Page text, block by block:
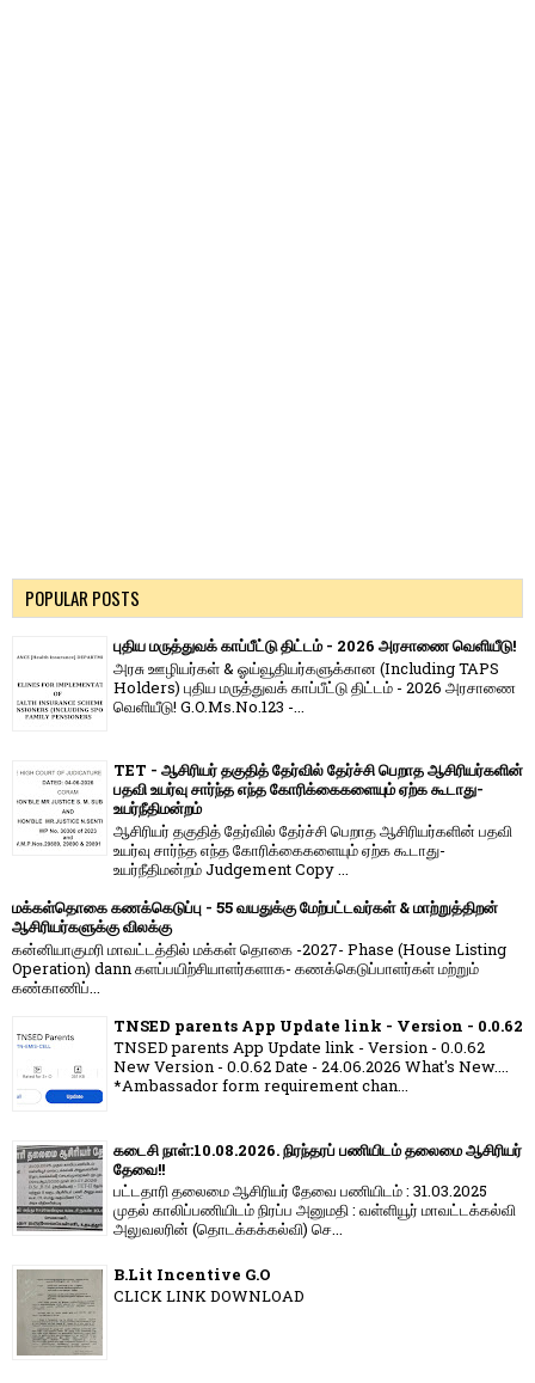
POPULAR POSTS
புதிய மருத்துவக் காப்பீட்டு திட்டம் - 2026 அரசாணை வெளியீடு!
அரசு ஊழியர்கள் & ஓய்வூதியர்களுக்கான (Including TAPS
Holders) புதிய மருத்துவக் காப்பீட்டு திட்டம் - 2026 அரசாணை
வெளியீடு! G.O.Ms.No.123 -...
TET - ஆசிரியர் தகுதித் தேர்வில் தேர்ச்சி பெறாத ஆசிரியர்களின்
பதவி உயர்வு சார்ந்த எந்த கோரிக்கைகளையும் ஏற்க கூடாது-
உயர்நீதிமன்றம்
ஆசிரியர் தகுதித் தேர்வில் தேர்ச்சி பெறாத ஆசிரியர்களின் பதவி
உயர்வு சார்ந்த எந்த கோரிக்கைகளையும் ஏற்க கூடாது-
உயர்நீதிமன்றம் Judgement Copy ...
மக்கள்தொகை கணக்கெடுப்பு - 55 வயதுக்கு மேற்பட்டவர்கள் & மாற்றுத்திறன்
ஆசிரியர்களுக்கு விலக்கு
கன்னியாகுமரி மாவட்டத்தில் மக்கள் தொகை -2027- Phase (House Listing
Operation) dann களப்பயிற்சியாளர்களாக- கணக்கெடுப்பாளர்கள் மற்றும்
கண்காணிப்...
TNSED parents App Update link - Version - 0.0.62
TNSED parents App Update link - Version - 0.0.62
New Version - 0.0.62 Date - 24.06.2026 What's New....
*Ambassador form requirement chan...
கடைசி நாள்:10.08.2026. நிரந்தரப் பணியிடம் தலைமை ஆசிரியர்
தேவை!!
பட்டதாரி தலைமை ஆசிரியர் தேவை பணியிடம் : 31.03.2025
முதல் காலிப்பணியிடம் நிரப்ப அனுமதி : வள்ளியூர் மாவட்டக்கல்வி
அலுவலரின் (தொடக்கக்கல்வி) செ...
B.Lit Incentive G.O
CLICK LINK DOWNLOAD